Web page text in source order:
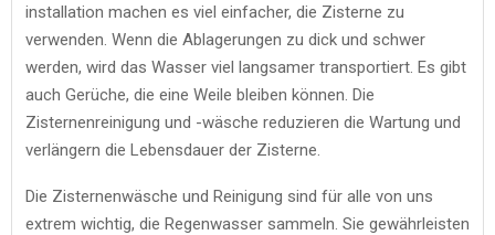
installation machen es viel einfacher, die Zisterne zu
verwenden. Wenn die Ablagerungen zu dick und schwer
werden, wird das Wasser viel langsamer transportiert. Es gibt
auch Gerüche, die eine Weile bleiben können. Die
Zisternenreinigung und -wäsche reduzieren die Wartung und
verlängern die Lebensdauer der Zisterne.
Die Zisternenwäsche und Reinigung sind für alle von uns
extrem wichtig, die Regenwasser sammeln. Sie gewährleisten